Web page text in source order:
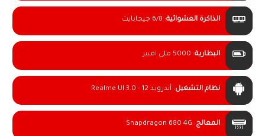
الذاكرة العشوائية: 6/8 جيجابايت
البطارية: 5000 ملى امبير
نظام التشغيل: أندرويد 12 - Realme UI 3.0
المعالج:
Snapdragon 680 4G